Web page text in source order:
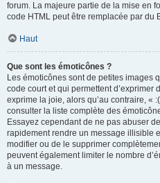
forum. La majeure partie de la mise en
code HTML peut être remplacée par du
Haut
Que sont les émoticônes ?
Les émoticônes sont de petites images
code court et qui permettent d’exprimer
exprime la joie, alors qu’au contraire, «
consulter la liste complète des
Essayez cependant de ne pas abuser
rapidement rendre un message illisible
modifier ou de le supprimer
peuvent également limiter le nombre
à un message.